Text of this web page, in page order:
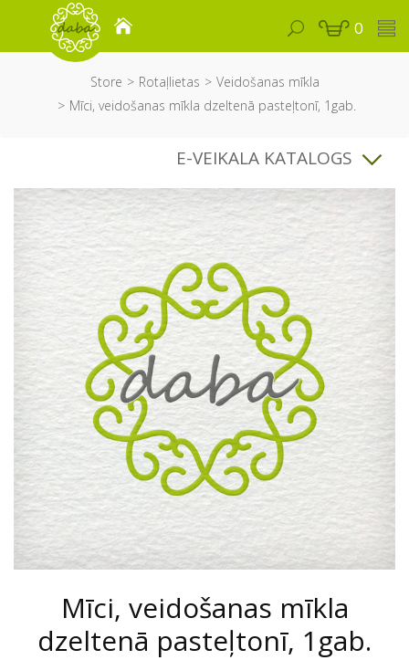
0
Store Rotaļlietas
Veidošanas mīkla
Mīci, veidošanas mīkla dzeltenā pasteļtonī, 1gab.
E-VEIKALA KATALOGS
Mīci, veidošanas mīkla
dzeltenā pasteļtonī, 1gab.